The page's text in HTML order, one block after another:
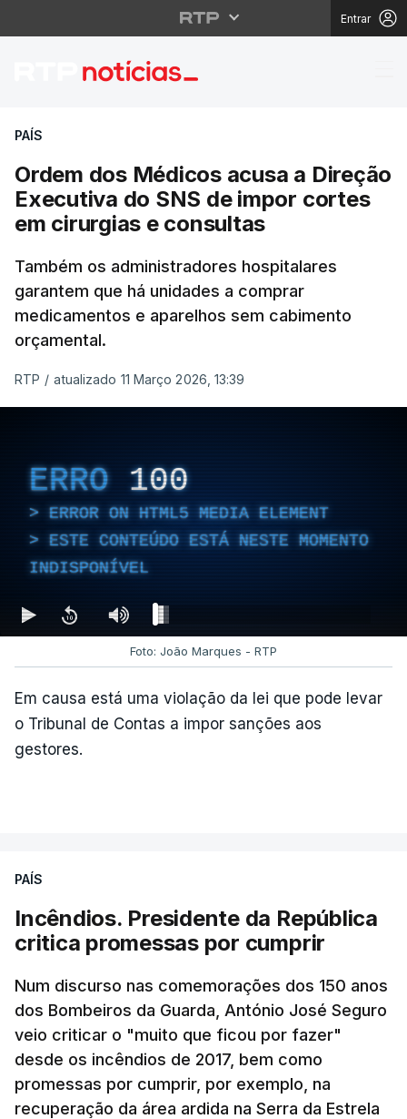
Entrar
Ordem dos Médicos
PAÍS
Ordem dos Médicos acusa a Direção
Executiva do SNS de impor cortes
em cirurgias e consultas
Também os administradores hospitalares
garantem que há unidades a comprar
medicamentos e aparelhos sem cabimento
orçamental.
RTP / atualizado 11 Março 2026, 13:39
ERRO 100
ERROR ON HTML5 MEDIA ELEMENT
ESTE CONTEÚDO ESTÁ NESTE MOMENTO
INDISPONÍVEL
Foto: João Marques - RTP
Em causa está uma violação da lei que pode levar
o Tribunal de Contas a impor sanções aos
gestores.
PAÍS
Incêndios. Presidente da República
critica promessas por cumprir
Num discurso nas comemorações dos 150 anos
dos Bombeiros da Guarda, António José Seguro
veio criticar o "muito que ficou por fazer"
desde os incêndios de 2017, bem como
promessas por cumprir, por exemplo, na
recuperação da área ardida na Serra da Estrela